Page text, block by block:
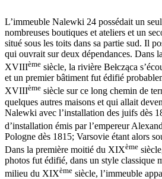
L’immeuble Nalewki 24 possédait un
nombreuses boutiques et ateliers et un
situé sous les toits dans sa partie sud. Il
qui ouvrait sur deux dépendances. Dans
XVIIIème siècle, la rivière Bełcząca
et un premier bâtiment fut édifié
XVIIIème siècle sur ce long chemin de
quelques autres maisons et qui allait
Nalewki avec l’installation des juifs dès
d’installation émis par l’empereur
Pologne dès 1815; Varsovie étant alors
Dans la première moitié du XIXème
photos fut édifié, dans un style classique
milieu du XIXème siècle, l’immeuble